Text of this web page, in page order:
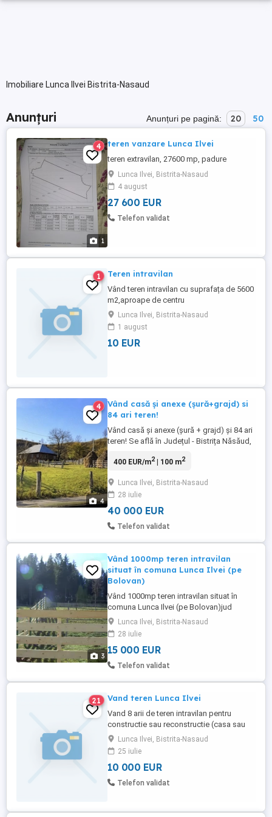
Imobiliare Lunca Ilvei Bistrita-Nasaud
Anunțuri Anunțuri pe pagină: 20 50
1
4 teren vanzare Lunca Ilvei
teren extravilan, 27600 mp, padure
Lunca Ilvei, Bistrita-Nasaud
4 august
27 600 EUR
Telefon validat
1 Teren intravilan
Vând teren intravilan cu suprafața de 5600
m2,aproape de centru
Lunca Ilvei, Bistrita-Nasaud
1 august
10 EUR
4
4
Vând casă și anexe (șură+grajd) si
84 ari teren!
Vând casă și anexe (șură + grajd) și 84 ari
teren! Se află în Județul - Bistrița Năsăud,
proprietatea beneficiază de acces facil,
cinci 7 6 șase 7 6 cinci 6 0 7 trei 0 șapte 3
2 trei 6 opt
400 EUR/m2| 100 m2
Lunca Ilvei, Bistrita-Nasaud
28 iulie
40 000 EUR
Telefon validat
3
Vând 1000mp teren intravilan
situat în comuna Lunca Ilvei (pe
Bolovan)
Vând 1000mp teren intravilan situat în
comuna Lunca Ilvei (pe Bolovan)jud
Bistrița Năsăud la ca. 35 km de Vatra
Dornei .Terenul este situat lângă pădure
acesta fiind pretabil pt casa de locuit sau
pensiune,curentul electric este peste
strada . Terenul este intabulat. Preț 15.000
Lunca Ilvei, Bistrita-Nasaud
28 iulie
15 000 EUR
Telefon validat
21 Vand teren Lunca Ilvei
Vand 8 arii de teren intravilan pentru
constructie sau reconstructie (casa sau
cabana), in localitatea Lunca Ilvei jud.
Bistrita Nasaud. Pe teren exista vechea
casa de vacanta care a suferit avarii in
urma unui incendiu, dotata cu toate
utilitatile : curent electric, apa, canalizare.
Lunca Ilvei, Bistrita-Nasaud
25 iulie
10 000 EUR
Telefon validat